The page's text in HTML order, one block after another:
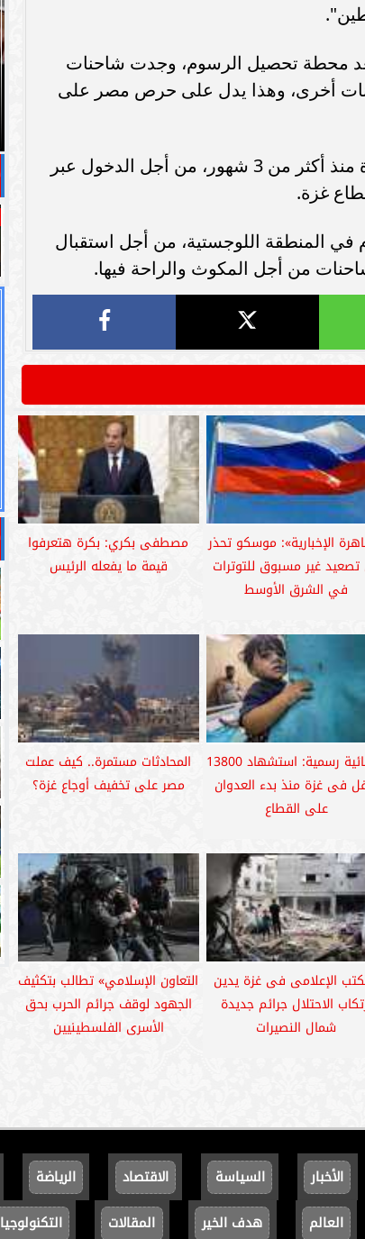
محطة تحصيل الرسوم، وجدت شاحنات
وبعد 20 كيلو نجد شاحنات أخرى، وهذا يدل على حرص مصر على
وتابع أنه عند وصول ميناء رفح، وجدنا شاحنات منتظرة منذ أكثر من 3 شهور، من أجل الدخول عبر
غزة.
في المنطقة اللوجستية، من أجل استقبال
من أجل المكوث والراحة فيها.
الإخبارية»: موسكو تحذر
غير مسبوق للتوترات
في الشرق الأوسط
مصطفى بكري: بكرة ھتعرفوا
قيمة ما يفعله الرئيس
إحصائية رسمية: استشهاد 13800
فى غزة منذ بدء العدوان
على القطاع
المحادثات مستمرة.. كيف عملت
مصر على تخفيف أوجاع غزة؟
الإعلامى فى غزة يدين
الاحتلال جرائم جديدة
شمال النصيرات
التعاون الإسلامي» تطالب بتكثيف
الجهود لوقف جرائم الحرب بحق
الأسرى الفلسطينيين
باباً
سامر شقير: ارتفاع استثمارات البنوك
السعودية يعكس متانة السيولة ويعزز
الأخبار السياسة الاقتصاد الرياضة
العالم
هدف الخير المقالات التكنولوجيا